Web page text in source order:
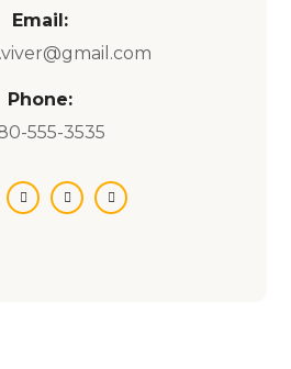
Email:
Phone:
555-3535